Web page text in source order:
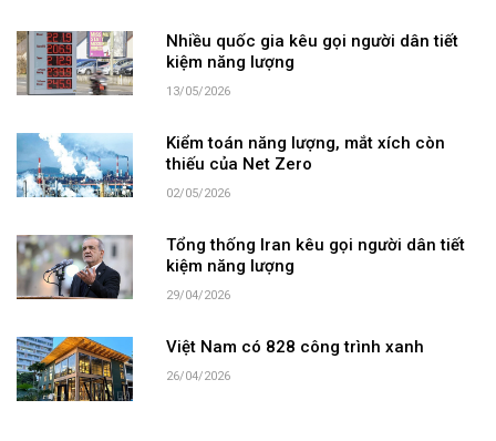
Nhiều quốc gia kêu gọi người dân tiết
kiệm năng lượng
13/05/2026
Kiểm toán năng lượng, mắt xích còn
thiếu của Net Zero
02/05/2026
Tổng thống Iran kêu gọi người dân tiết
kiệm năng lượng
29/04/2026
Việt Nam có 828 công trình xanh
26/04/2026